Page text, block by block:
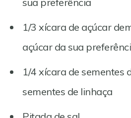
1/3 xícara de açúcar
açúcar da sua
1/4 xícara de sementes
sementes de linhaça